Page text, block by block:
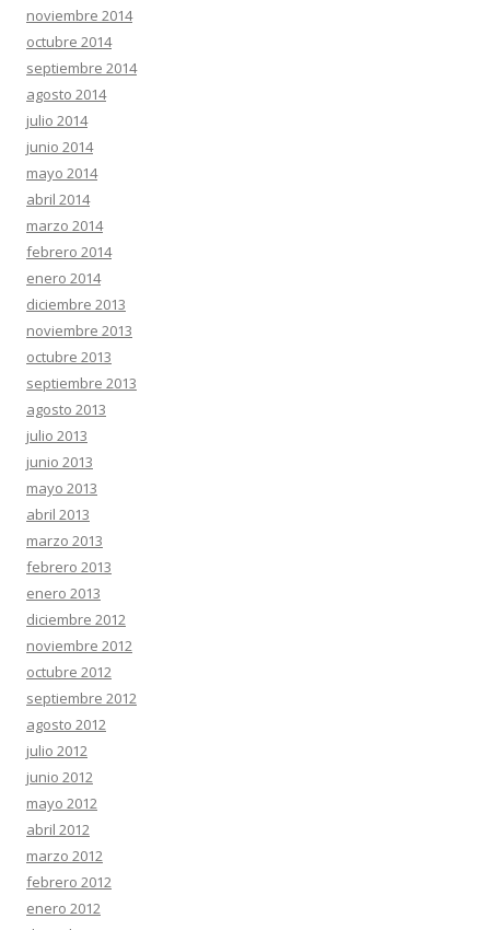
noviembre 2014
octubre 2014
septiembre 2014
agosto 2014
julio 2014
junio 2014
mayo 2014
abril 2014
marzo 2014
febrero 2014
enero 2014
diciembre 2013
noviembre 2013
octubre 2013
septiembre 2013
agosto 2013
julio 2013
junio 2013
mayo 2013
abril 2013
marzo 2013
febrero 2013
enero 2013
diciembre 2012
noviembre 2012
octubre 2012
septiembre 2012
agosto 2012
julio 2012
junio 2012
mayo 2012
abril 2012
marzo 2012
febrero 2012
enero 2012